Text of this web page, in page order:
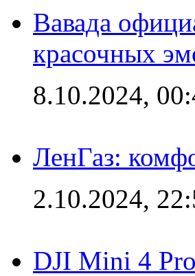
Вавада
красочных
8.10.2024,
ЛенГаз:
2.10.2024,
DJI Mini 4